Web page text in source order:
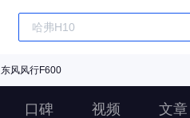
东风风行F600
口碑 视频 文章